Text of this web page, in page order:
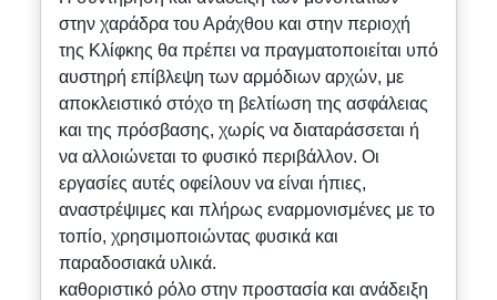
στην χαράδρα του Αράχθου και στην περιοχή
της Κλίφκης θα πρέπει να πραγματοποιείται υπό
αυστηρή επίβλεψη των αρμόδιων αρχών, με
αποκλειστικό στόχο τη βελτίωση της ασφάλειας
και της πρόσβασης, χωρίς να διαταράσσεται ή
να αλλοιώνεται το φυσικό περιβάλλον. Οι
εργασίες αυτές οφείλουν να είναι ήπιες,
αναστρέψιμες και πλήρως εναρμονισμένες με το
τοπίο, χρησιμοποιώντας φυσικά και
παραδοσιακά υλικά.
καθοριστικό ρόλο στην προστασία και ανάδειξη